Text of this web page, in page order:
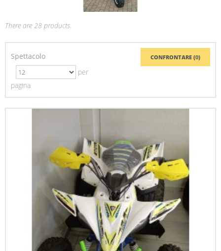
There are 28 products.
Spettacolo
per
pagina
CONFRONTARE (0)